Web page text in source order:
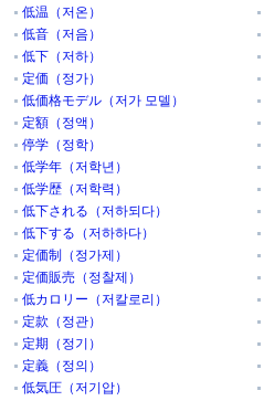
低温（저온）
低音（저음）
低下（저하）
定価（정가）
低価格モデル（저가 모델）
定額（정액）
停学（정학）
低学年（저학년）
低学歴（저학력）
低下される（저하되다）
低下する（저하하다）
定価制（정가제）
定価販売（정찰제）
低カロリー（저칼로리）
定款（정관）
定期（정기）
定義（정의）
低気圧（저기압）